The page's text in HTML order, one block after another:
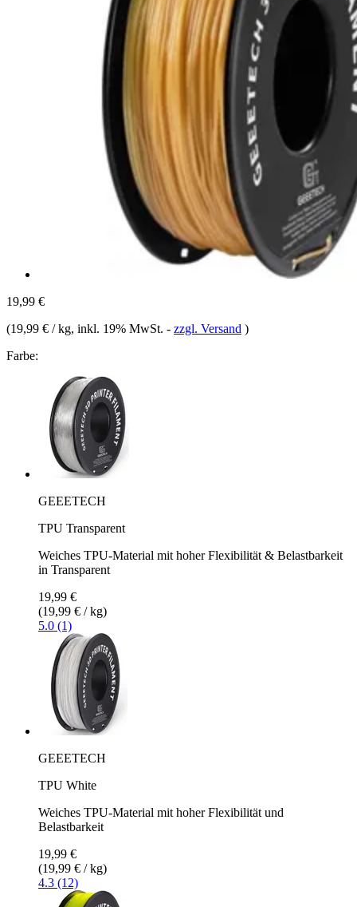
19,99 €
(19,99 € / kg, inkl. 19% MwSt. - zzgl. Versand )
Farbe:
GEEETECH
TPU Transparent
Weiches TPU-Material mit hoher Flexibilität & Belastbarkeit
in Transparent
19,99 €
(19,99 € / kg)
5.0 (1)
GEEETECH
TPU White
Weiches TPU-Material mit hoher Flexibilität und
Belastbarkeit
19,99 €
(19,99 € / kg)
4.3 (12)